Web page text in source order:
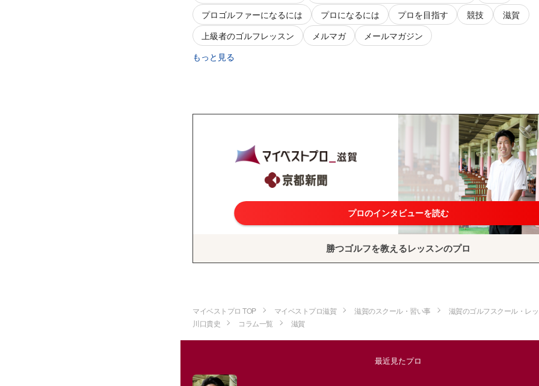
プロゴルファーになるには
プロになるには プロを目指す 競技
滋賀
上級者のゴルフレッスン
メルマガ
メールマガジン
もっと見る
プロのインタビューを読む
勝つゴルフを教えるレッスンのプロ
マイベストプロ TOP マイベストプロ滋賀 滋賀のスクール・習い事
滋賀のゴルフスクール・レ
川口貴史
コラム一覧 滋賀
最近見たプロ